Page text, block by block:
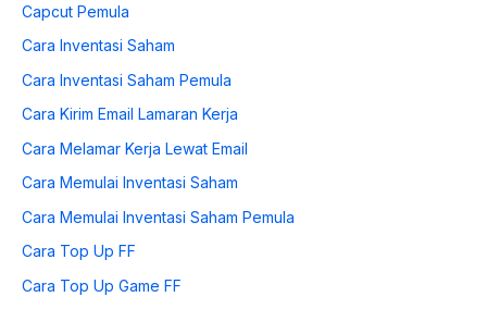
Capcut Pemula
Cara Inventasi Saham
Cara Inventasi Saham Pemula
Cara Kirim Email Lamaran Kerja
Cara Melamar Kerja Lewat Email
Cara Memulai Inventasi Saham
Cara Memulai Inventasi Saham Pemula
Cara Top Up FF
Cara Top Up Game FF